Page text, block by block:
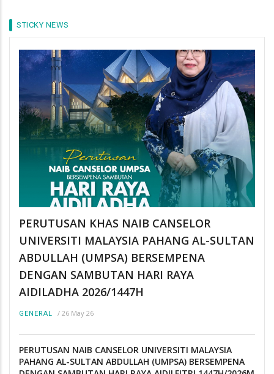
STICKY NEWS
PERUTUSAN KHAS NAIB CANSELOR
UNIVERSITI MALAYSIA PAHANG AL-SULTAN
ABDULLAH (UMPSA) BERSEMPENA
DENGAN SAMBUTAN HARI RAYA
AIDILADHA 2026/1447H
GENERAL / 26 May 26
PERUTUSAN NAIB CANSELOR UNIVERSITI MALAYSIA
PAHANG AL-SULTAN ABDULLAH (UMPSA) BERSEMPENA